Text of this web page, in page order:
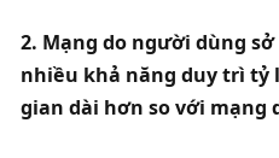
2. Mạng do người dùng
nhiều khả năng duy trì tỷ